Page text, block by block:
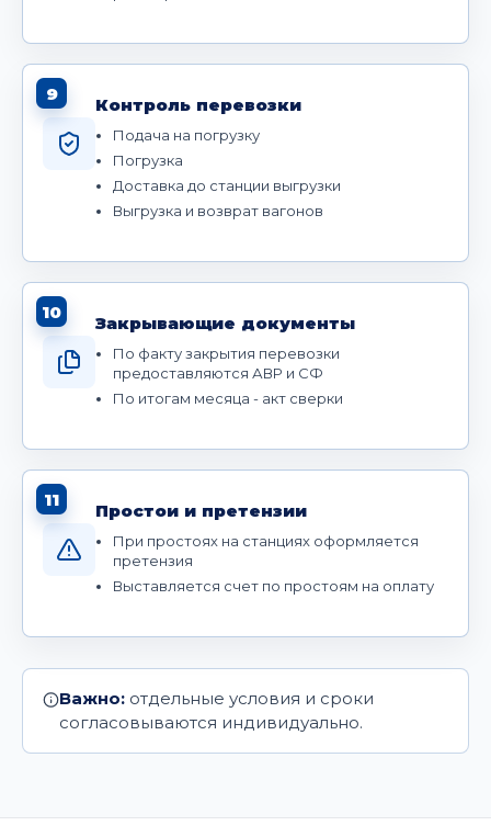
9
Контроль перевозки
Подача на погрузку
Погрузка
Доставка до станции выгрузки
Выгрузка и возврат вагонов
10
Закрывающие документы
По факту закрытия перевозки
предоставляются АВР и СФ
По итогам месяца - акт сверки
11
Простои и претензии
При простоях на станциях оформляется
претензия
Выставляется счет по простоям на оплату
Важно: отдельные условия и сроки
согласовываются индивидуально.